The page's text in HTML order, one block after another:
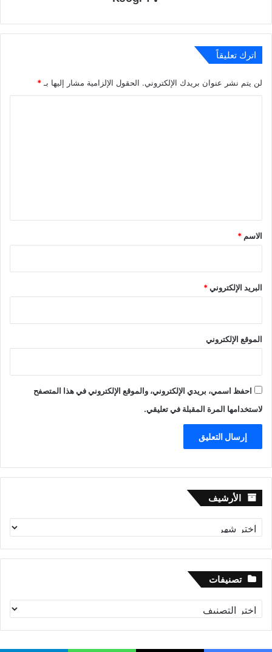
اترك تعليقاً
لن يتم نشر عنوان بريدك الإلكتروني. الحقول الإلزامية مشار إليها بـ *
*
الاسم *
البريد الإلكتروني*
الموقع الإلكتروني
احفظ اسمي، بريدي الإلكتروني، والموقع الإلكتروني في هذا المتصفح
لاستخدامها المرة المقبلة في تعليقي.
الأرشيف الأرشيف
تصنيفات
تصنيفات